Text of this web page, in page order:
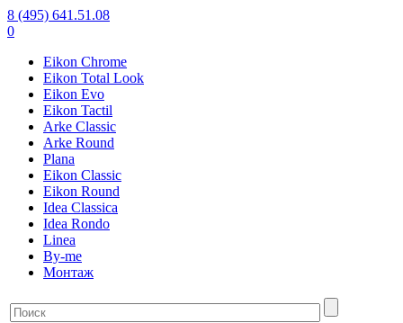
8 (495) 641.51.08
0
Eikon Chrome
Eikon Total Look
Eikon Evo
Eikon Tactil
Arke Classic
Arke Round
Plana
Eikon Classic
Eikon Round
Idea Classica
Idea Rondo
Linea
By-me
Монтаж